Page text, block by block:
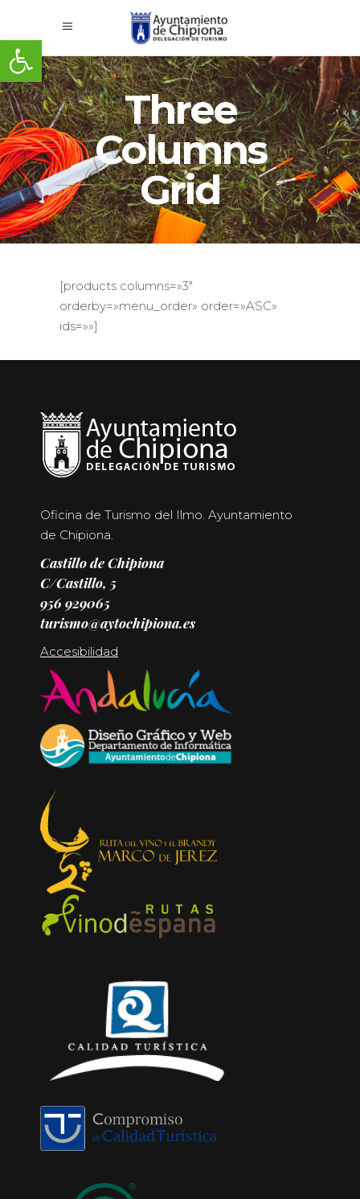
Abrir barra de herramientas
Three
Columns
Grid
[products columns=»3″
orderby=»menu_order» order=»ASC»
ids=»»]
Oficina de Turismo del Ilmo. Ayuntamiento
de Chipiona.
Castillo de Chipiona
C/Castillo, 5
956 929065
turismo@aytochipiona.es
Accesibilidad